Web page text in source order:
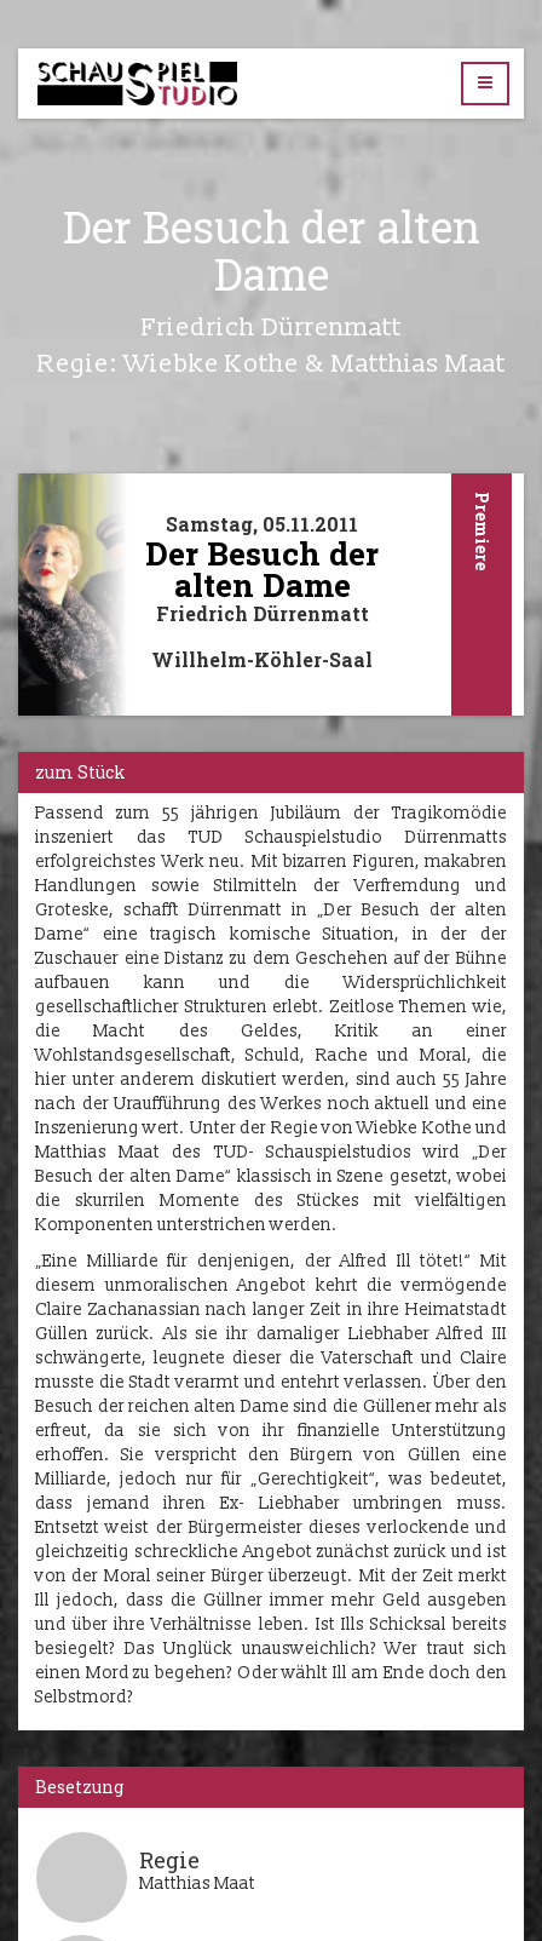
TUD-
Schauspielstudio
Der Besuch der alten
Dame
Friedrich Dürrenmatt
Regie: Wiebke Kothe & Matthias Maat
Samstag, 05.11.2011
Der Besuch der
alten Dame
Friedrich Dürrenmatt
Willhelm-Köhler-Saal
Premiere
zum Stück
Passend zum 55 jährigen Jubiläum der Tragikomödie
inszeniert das TUD Schauspielstudio Dürrenmatts
erfolgreichstes Werk neu. Mit bizarren Figuren, makabren
Handlungen sowie Stilmitteln der Verfremdung und
Groteske, schafft Dürrenmatt in „Der Besuch der alten
Dame“ eine tragisch komische Situation, in der der
Zuschauer eine Distanz zu dem Geschehen auf der Bühne
aufbauen kann und die Widersprüchlichkeit
gesellschaftlicher Strukturen erlebt. Zeitlose Themen wie,
die Macht des Geldes, Kritik an einer
Wohlstandsgesellschaft, Schuld, Rache und Moral, die
hier unter anderem diskutiert werden, sind auch 55 Jahre
nach der Uraufführung des Werkes noch aktuell und eine
Inszenierung wert. Unter der Regie von Wiebke Kothe und
Matthias Maat des TUD- Schauspielstudios wird „Der
Besuch der alten Dame“ klassisch in Szene gesetzt, wobei
die skurrilen Momente des Stückes mit vielfältigen
Komponenten unterstrichen werden.
„Eine Milliarde für denjenigen, der Alfred Ill tötet!“ Mit
diesem unmoralischen Angebot kehrt die vermögende
Claire Zachanassian nach langer Zeit in ihre Heimatstadt
Güllen zurück. Als sie ihr damaliger Liebhaber Alfred III
schwängerte, leugnete dieser die Vaterschaft und Claire
musste die Stadt verarmt und entehrt verlassen. Über den
Besuch der reichen alten Dame sind die Güllener mehr als
erfreut, da sie sich von ihr finanzielle Unterstützung
erhoffen. Sie verspricht den Bürgern von Güllen eine
Milliarde, jedoch nur für „Gerechtigkeit“, was bedeutet,
dass jemand ihren Ex- Liebhaber umbringen muss.
Entsetzt weist der Bürgermeister dieses verlockende und
gleichzeitig schreckliche Angebot zunächst zurück und ist
von der Moral seiner Bürger überzeugt. Mit der Zeit merkt
Ill jedoch, dass die Güllner immer mehr Geld ausgeben
und über ihre Verhältnisse leben. Ist Ills Schicksal bereits
besiegelt? Das Unglück unausweichlich? Wer traut sich
einen Mord zu begehen? Oder wählt Ill am Ende doch den
Selbstmord?
Besetzung
Regie
Matthias Maat